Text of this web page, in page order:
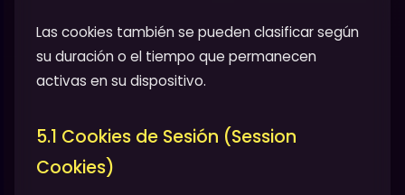
Las cookies también se pueden clasificar según
su duración o el tiempo que permanecen
activas en su dispositivo.
5.1 Cookies de Sesión (Session
Cookies)